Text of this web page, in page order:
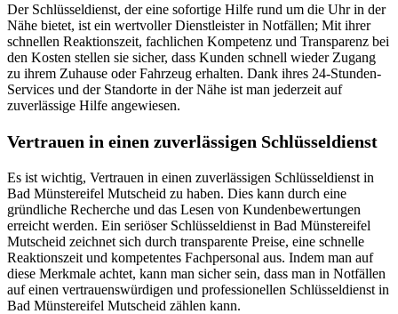
Der Schlüsseldienst, der eine sofortige Hilfe rund um die Uhr in der
Nähe bietet, ist ein wertvoller Dienstleister in Notfällen; Mit ihrer
schnellen Reaktionszeit, fachlichen Kompetenz und Transparenz bei
den Kosten stellen sie sicher, dass Kunden schnell wieder Zugang
zu ihrem Zuhause oder Fahrzeug erhalten. Dank ihres 24-Stunden-
Services und der Standorte in der Nähe ist man jederzeit auf
zuverlässige Hilfe angewiesen.​
Vertrauen in einen zuverlässigen Schlüsseldienst
Es ist wichtig, Vertrauen in einen zuverlässigen Schlüsseldienst in
Bad Münstereifel Mutscheid zu haben.​ Dies kann durch eine
gründliche Recherche und das Lesen von Kundenbewertungen
erreicht werden.​ Ein seriöser Schlüsseldienst in Bad Münstereifel
Mutscheid zeichnet sich durch transparente Preise, eine schnelle
Reaktionszeit und kompetentes Fachpersonal aus. Indem man auf
diese Merkmale achtet, kann man sicher sein, dass man in Notfällen
auf einen vertrauenswürdigen und professionellen Schlüsseldienst in
Bad Münstereifel Mutscheid zählen kann.​